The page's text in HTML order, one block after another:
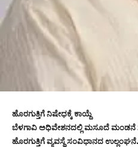
ಹೊರಗುತ್ತಿಗೆ ನಿಷೇಧಕ್ಕೆ ಕಾಯ್ದೆ
ಬೆಳಗಾವಿ ಅಧಿವೇಶನದಲ್ಲಿ ಮಸೂದೆ ಮಂಡನೆ
ಹೊರಗುತ್ತಿಗೆ ವ್ಯವಸ್ಥೆ ಸಂವಿಧಾನದ